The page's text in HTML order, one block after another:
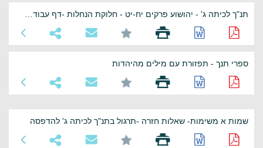
ספרי תנך - תפזורת עם מילים מהיהדות
שמות א משימות- שאלות חזרה -תרגול בתנ"ך לכיתה ג' להדפסה